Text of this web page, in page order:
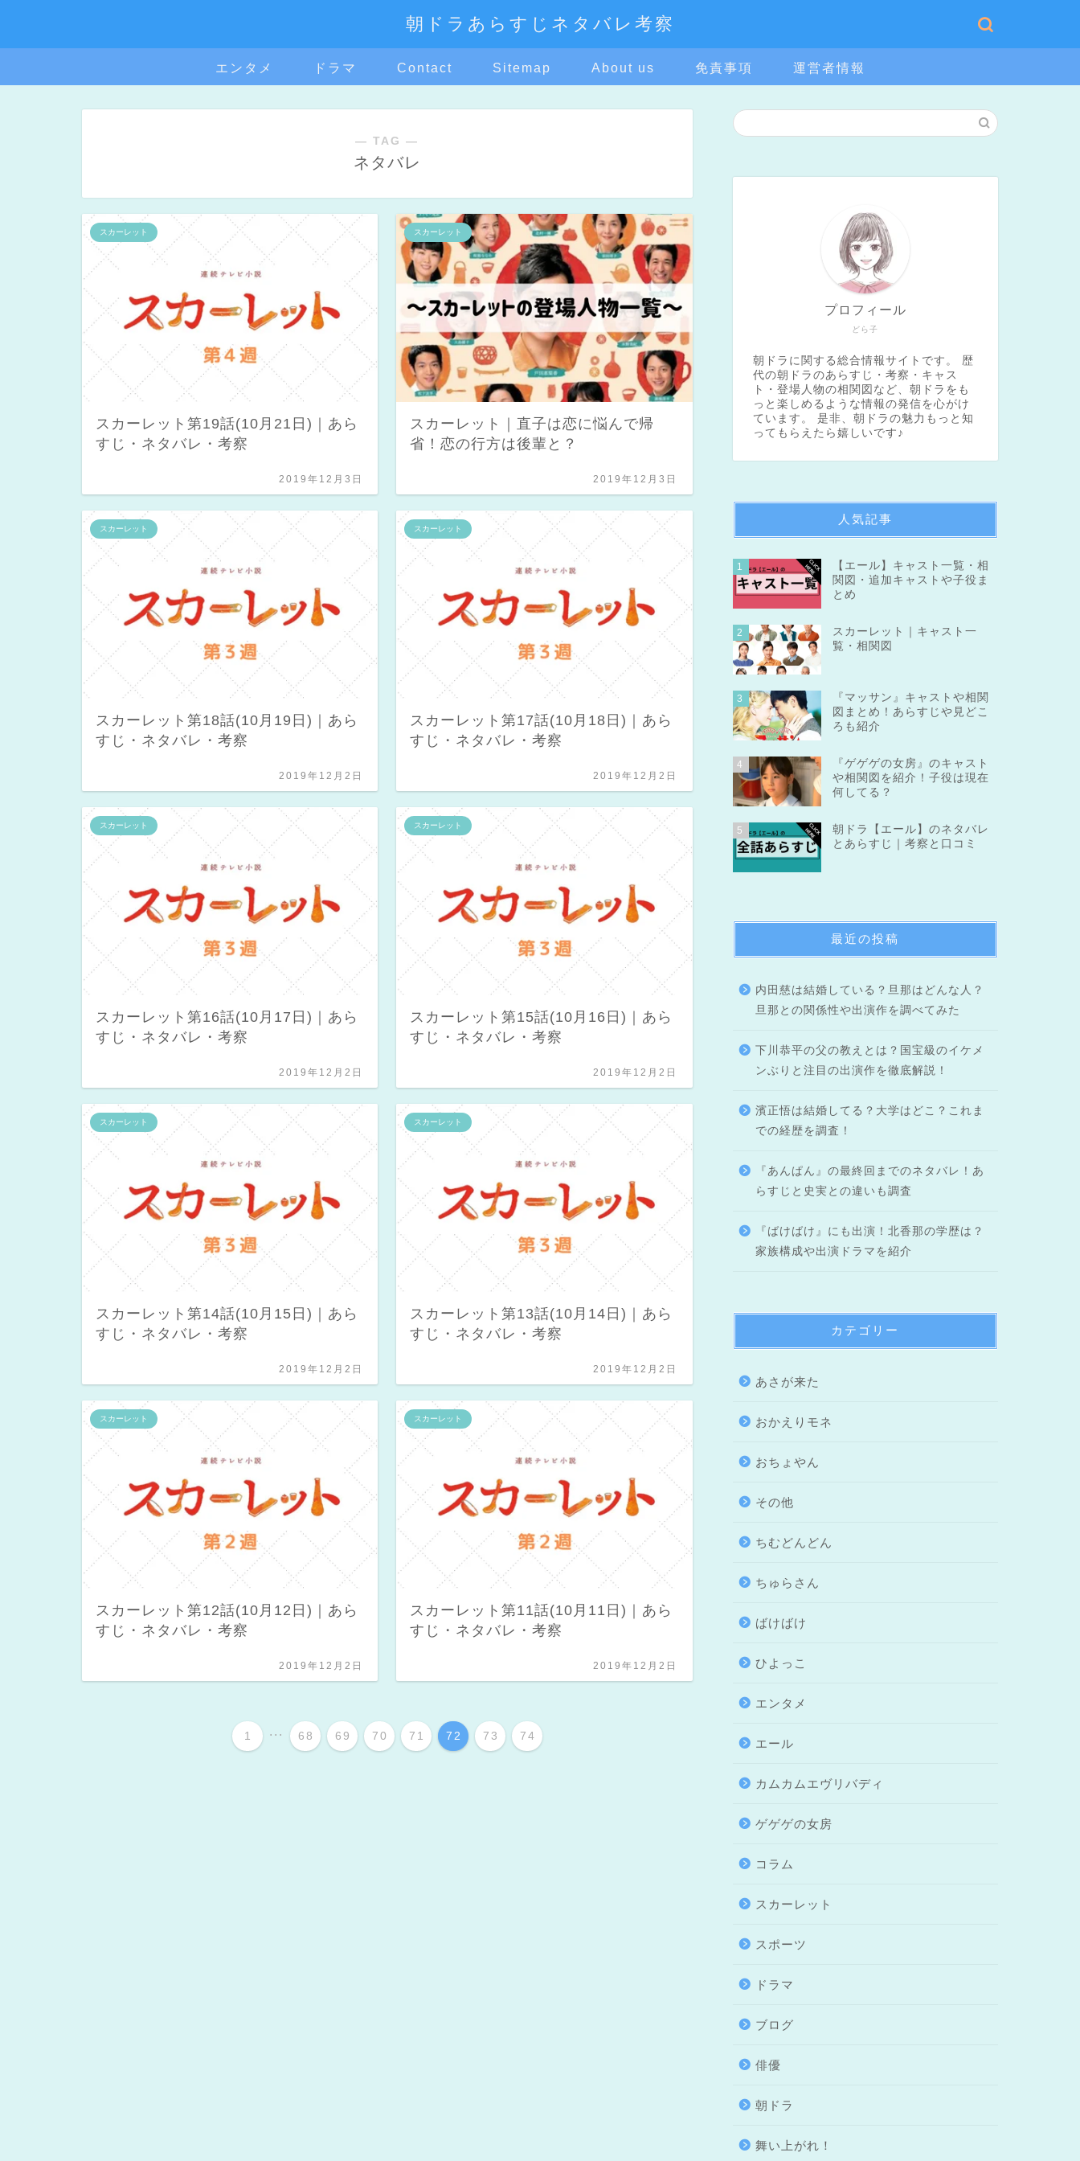
朝ドラあらすじネタバレ考察
エンタメ ドラマ Contact Sitemap About us 免責事項 運営者情報
― TAG ―
ネタバレ
スカーレット
スカーレット第19話(10月21日)｜あら
すじ・ネタバレ・考察
2019年12月3日
スカーレット
スカーレット｜直子は恋に悩んで帰
省！恋の行方は後輩と？
2019年12月3日
スカーレット
スカーレット第18話(10月19日)｜あら
すじ・ネタバレ・考察
2019年12月2日
スカーレット
スカーレット第17話(10月18日)｜あら
すじ・ネタバレ・考察
2019年12月2日
スカーレット
スカーレット第16話(10月17日)｜あら
すじ・ネタバレ・考察
2019年12月2日
スカーレット
スカーレット第15話(10月16日)｜あら
すじ・ネタバレ・考察
2019年12月2日
スカーレット
スカーレット第14話(10月15日)｜あら
すじ・ネタバレ・考察
2019年12月2日
スカーレット
スカーレット第13話(10月14日)｜あら
すじ・ネタバレ・考察
2019年12月2日
スカーレット
スカーレット第12話(10月12日)｜あら
すじ・ネタバレ・考察
2019年12月2日
スカーレット
スカーレット第11話(10月11日)｜あら
すじ・ネタバレ・考察
2019年12月2日
1 ... 68 69 70 71 72 73 74
どら子
プロフィール
朝ドラに関する総合情報サイトです。 歴
代の朝ドラのあらすじ・考察・キャス
ト・登場人物の相関図など、朝ドラをも
っと楽しめるような情報の発信を心がけ
ています。 是非、朝ドラの魅力もっと知
ってもらえたら嬉しいです♪
人気記事
1
【エール】キャスト一覧・相
関図・追加キャストや子役ま
とめ
2
スカーレット｜キャスト一
覧・相関図
3
『マッサン』キャストや相関
図まとめ！あらすじや見どこ
ろも紹介
4
『ゲゲゲの女房』のキャスト
や相関図を紹介！子役は現在
何してる？
5
朝ドラ【エール】のネタバレ
とあらすじ｜考察と口コミ
最近の投稿
内田慈は結婚している？旦那はどんな人？
旦那との関係性や出演作を調べてみた
下川恭平の父の教えとは？国宝級のイケメ
ンぶりと注目の出演作を徹底解説！
濱正悟は結婚してる？大学はどこ？これま
での経歴を調査！
『あんぱん』の最終回までのネタバレ！あ
らすじと史実との違いも調査
『ばけばけ』にも出演！北香那の学歴は？
家族構成や出演ドラマを紹介
カテゴリー
あさが来た
おかえりモネ
おちょやん
その他
ちむどんどん
ちゅらさん
ばけばけ
ひよっこ
エンタメ
エール
カムカムエヴリバディ
ゲゲゲの女房
コラム
スカーレット
スポーツ
ドラマ
ブログ
俳優
朝ドラ
舞い上がれ！